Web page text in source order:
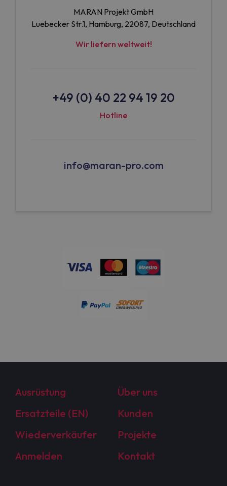
MARAN Projekt GmbH
Luebecker Str.1, Hamburg, 22087, Deutschland
Wir liefern weltweit!
+49 (0) 40 22 94 19 20
Hotline
info@maran-pro.com
Ausrüstung
Über uns
Ersatzteile (EN)
Kunden
Wiederverkäufer
Projekte
Anmelden
Kontakt